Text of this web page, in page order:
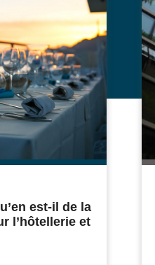
est-il de la
l’hôtellerie et